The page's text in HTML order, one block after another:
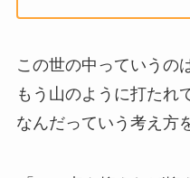
この世の中っていうの
もう山のように打たれ
なんだっていう考え方